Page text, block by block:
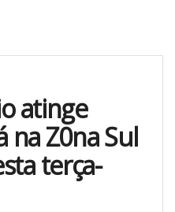
atinge
na Z0na Sul
terça-